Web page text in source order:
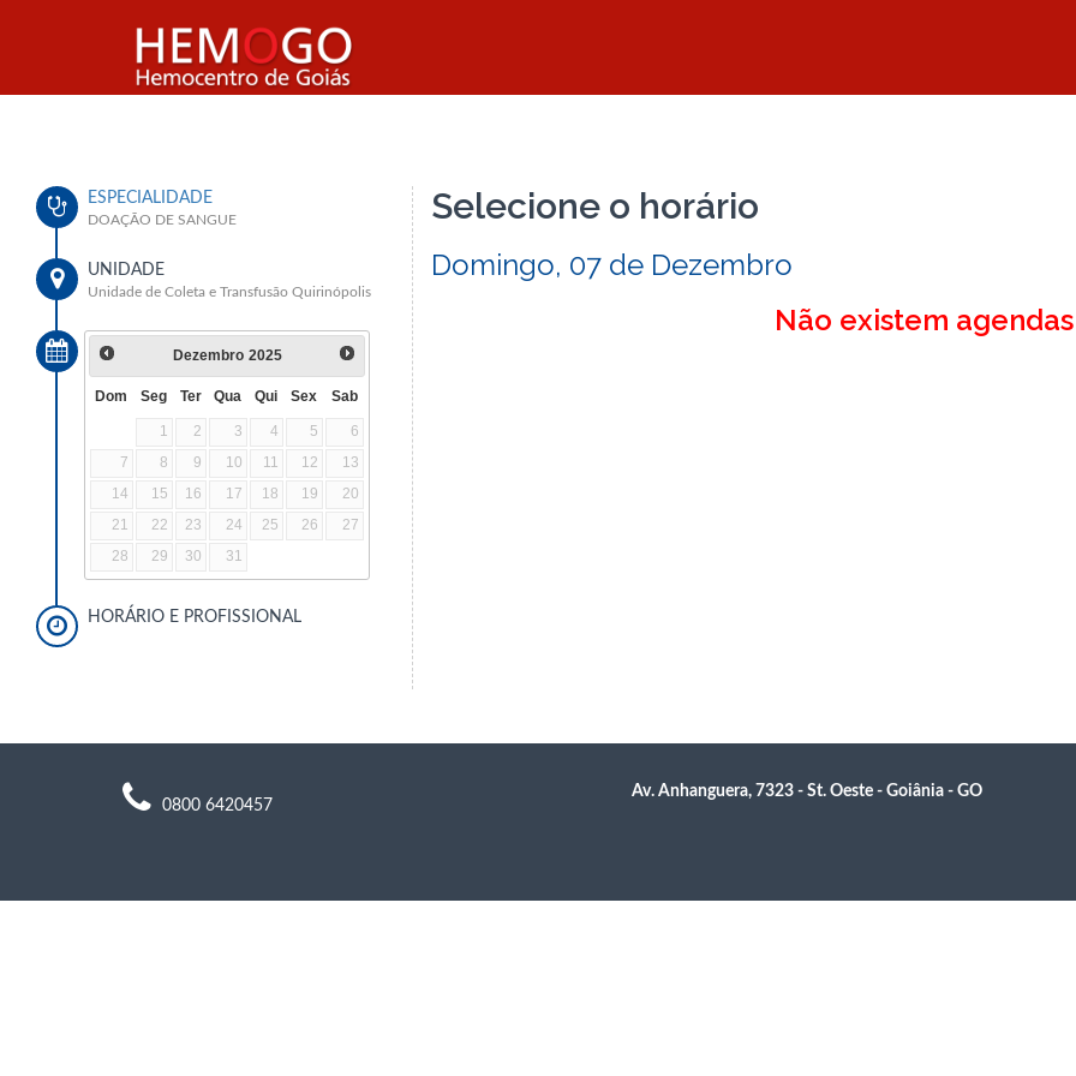
ESPECIALIDADE
DOAÇÃO DE SANGUE
UNIDADE
Unidade de Coleta e Transfusão Quirinópolis
Dezembro 2025
Dom Seg Ter Qua Qui Sex Sab
1 2 3 4 5
6
7
8 9 10 11 12
13
14
15 16 17 18 19
20
21
22 23 24 25 26
27
28
29 30 31
HORÁRIO E PROFISSIONAL
Selecione o horário
Domingo, 07 de Dezembro
Não existem
0800 6420457
Av. Anhanguera, 7323 - St. Oeste - Goiânia - GO